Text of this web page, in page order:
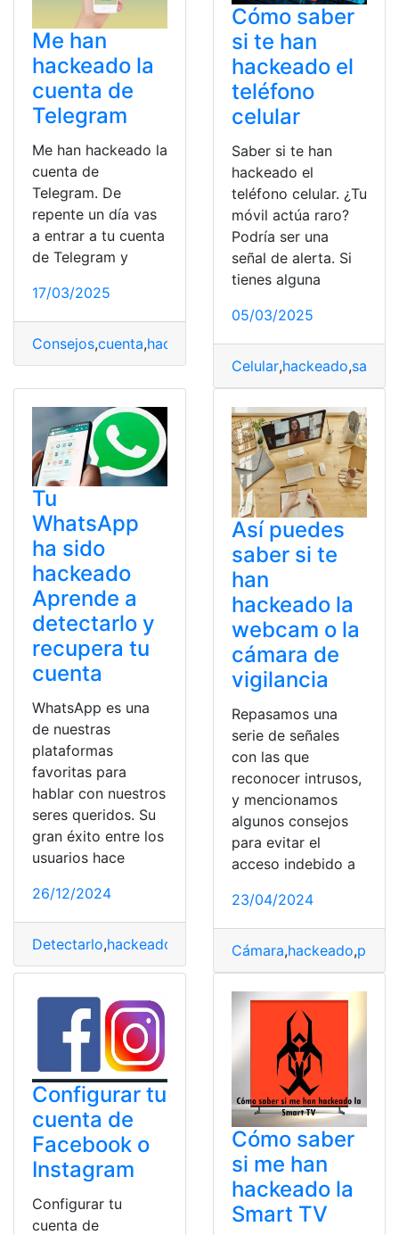
Me han
hackeado la
cuenta de
Telegram
Me han hackeado la
cuenta de
Telegram. De
repente un día vas
a entrar a tu cuenta
de Telegram y
17/03/2025
Consejos,cuenta,hackeado ,recuperarla,Telegram
Cómo saber
si te han
hackeado el
teléfono
celular
Saber si te han
hackeado el
teléfono celular. ¿Tu
móvil actúa raro?
Podría ser una
señal de alerta. Si
tienes alguna
05/03/2025
Celular,hackeado,saber
Tu
WhatsApp
ha sido
hackeado
Aprende a
detectarlo y
recupera tu
cuenta
WhatsApp es una
de nuestras
plataformas
favoritas para
hablar con nuestros
seres queridos. Su
gran éxito entre los
usuarios hace
26/12/2024
Detectarlo,hackeado Recupera,Whatsapp
Así puedes
saber si te
han
hackeado la
webcam o la
cámara de
vigilancia
Repasamos una
serie de señales
con las que
reconocer intrusos,
y mencionamos
algunos consejos
para evitar el
acceso indebido a
23/04/2024
Cámara,hackeado,
Configurar tu
cuenta de
Facebook o
Instagram
Configurar tu
cuenta de
Cómo saber
si me han
hackeado la
Smart TV